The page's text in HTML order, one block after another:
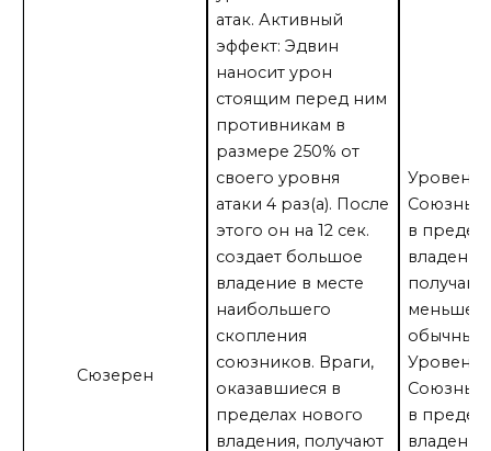
Сюзерен
атак. Активный
эффект: Эдвин
наносит урон
стоящим перед ним
противникам в
размере 250% от
своего уровня
атаки 4 раз(а). После
этого он на 12 сек.
создает большое
владение в месте
наибольшего
скопления
союзников. Враги,
оказавшиеся в
пределах нового
владения, получают
Уровень
Союзные
в
владения
меньше
обычных
Уровень
Союзные
в
владения